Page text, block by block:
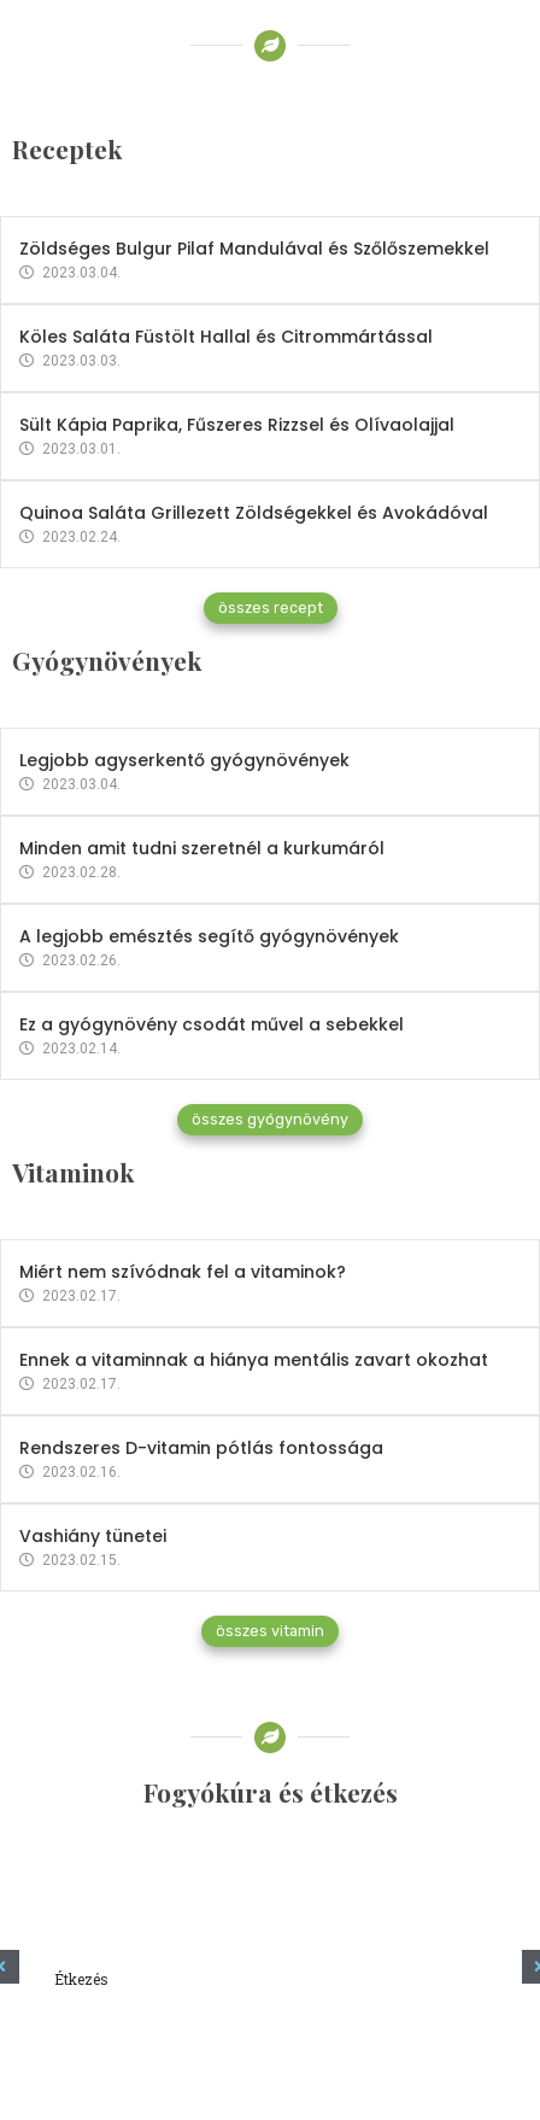
Receptek
2023.03.06.
Zöldséges Bulgur Pilaf Mandulával és Szőlőszemekkel
2023.03.04.
Köles Saláta Füstölt Hallal és Citrommártással
2023.03.03.
Sült Kápia Paprika, Fűszeres Rizzsel és Olívaolajjal
2023.03.01.
Quinoa Saláta Grillezett Zöldségekkel és Avokádóval
2023.02.24.
összes recept
Gyógynövények
Gyógynövények
Mindent a petrezselyemről
2023.12.21.
Legjobb agyserkentő gyógynövények
2023.03.04.
Minden amit tudni szeretnél a kurkumáról
2023.02.28.
A legjobb emésztés segítő gyógynövények
2023.02.26.
Ez a gyógynövény csodát művel a sebekkel
2023.02.14.
összes gyógynövény
Vitaminok
Vitaminok
Mindent a B-12 vitaminról
2023.02.27.
Miért nem szívódnak fel a vitaminok?
2023.02.17.
Ennek a vitaminnak a hiánya mentális zavart okozhat
2023.02.17.
Rendszeres D-vitamin pótlás fontossága
2023.02.16.
Vashiány tünetei
2023.02.15.
összes vitamin
Fogyókúra és étkezés
Étkezés